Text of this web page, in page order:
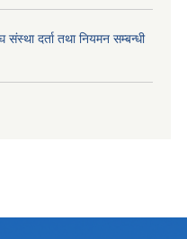
संस्था दर्ता तथा नियमन सम्बन्धी